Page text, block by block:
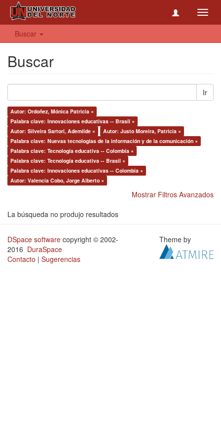
Buscar
Buscar
Ir
Autor: Ordoñez, Mónica Patricia ×
Palabra clave: Innovaciones educativas -- Brasil ×
Autor: Silveira Sartori, Ademilde ×
Autor: Justo Moreira, Patricia ×
Palabra clave: Nuevas tecnologías de la información y de la comunicación ×
Palabra clave: Tecnología educativa -- Colombia ×
Palabra clave: Tecnología educativa -- Brasil ×
Palabra clave: Innovaciones educativas -- Colombia ×
Autor: Valencia Cobo, Jorge Alberto ×
Mostrar Filtros Avanzados
La búsqueda no produjo resultados
DSpace software copyright © 2002-
2016 DuraSpace
Contacto | Sugerencias
Theme by